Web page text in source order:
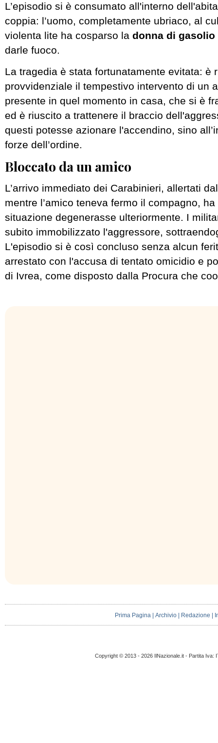
L’episodio si è consumato all'interno
coppia: l’uomo, completamente ubriaco, al
violenta lite ha cosparso la donna di gasolio
darle fuoco.
La tragedia è stata fortunatamente evitata: è
provvidenziale il tempestivo intervento di un
presente in quel momento in casa, che si è
ed è riuscito a trattenere il braccio
questi potesse azionare l'accendino, sino
forze dell’ordine.
Bloccato da un amico
L’arrivo immediato dei Carabinieri, allertati
mentre l’amico teneva fermo il compagno,
situazione degenerasse ulteriormente. I
subito immobilizzato l'aggressore,
L'episodio si è così concluso senza alcun
arrestato con l'accusa di tentato omicidio e
di Ivrea, come disposto dalla Procura che
Prima Pagina |Archivio | Redazione |
Copyright © 2013 - 2026 IlNazionale.it - Partita Iva: